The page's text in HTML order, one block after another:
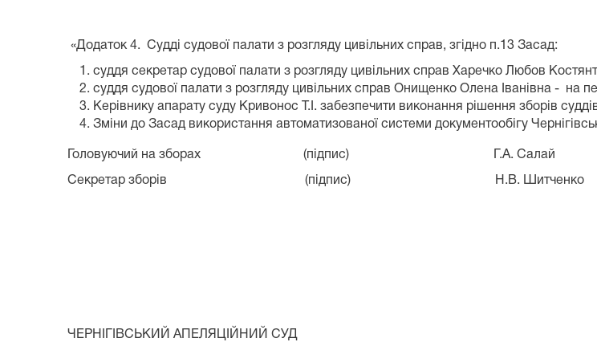
«Додаток 4. Судді судової палати з розгляду цивільних справ, згідно п.13 Засад:
суддя секретар судової палати з розгляду цивільних справ Харечко Любов
суддя судової палати з розгляду цивільних справ Онищенко Олена Іванівна - на
Керівнику апарату суду Кривонос Т.І. забезпечити виконання рішення зборів
Зміни до Засад використання автоматизованої системи документообігу
Головуючий на зборах (підпис) Г.А. Салай
Секретар зборів (підпис) Н.В. Шитченко
ЧЕРНІГІВСЬКИЙ АПЕЛЯЦІЙНИЙ СУД